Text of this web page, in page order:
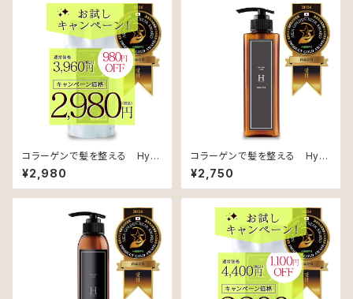
コラーゲンで髪を整える Hydr
o Repair Shampoo（ローズ&
カシスの香り）【ダメージケア用】
【リフィル】
¥2,980
コラーゲンで髪を整える Hydr
o Repair Shampoo（ローズ&
カシスの香り）【ダメージケア用】
¥2,750